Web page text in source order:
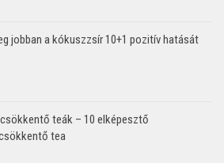
jobban a kókuszzsír 10+1 pozitív hatását
teák – 10 elképesztő
tea